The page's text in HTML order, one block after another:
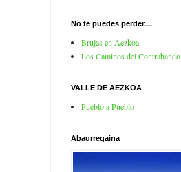
No te puedes perder....
Brujas en Aezkoa
Los Caminos del Contrabando
VALLE DE AEZKOA
Pueblo a Pueblo
Abaurregaina